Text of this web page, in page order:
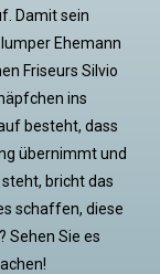
Damit sein
Ehemann
Friseurs Silvio
ins
besteht, dass
übernimmt und
bricht das
schaffen, diese
Sehen Sie es